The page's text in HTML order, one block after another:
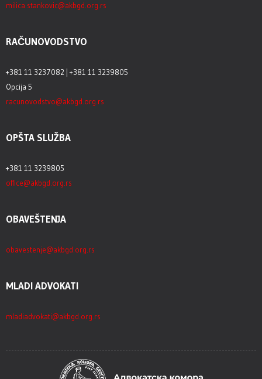
milica.stankovic@akbgd.org.rs
RAČUNOVODSTVO
+381 11 3237082 | +381 11 3239805
Opcija 5
racunovodstvo@akbgd.org.rs
OPŠTA SLUŽBA
+381 11 3239805
office@akbgd.org.rs
OBAVEŠTENJA
obavestenje@akbgd.org.rs
MLADI ADVOKATI
mladiadvokati@akbgd.org.rs